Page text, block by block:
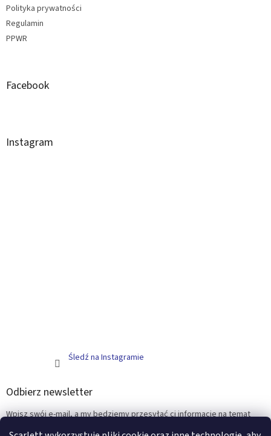
Polityka prywatności
Regulamin
PPWR
Facebook
Instagram
Śledź na Instagramie
Odbierz newsletter
Wpisz swój e-mail, a my będziemy przesyłać ci informacje na temat